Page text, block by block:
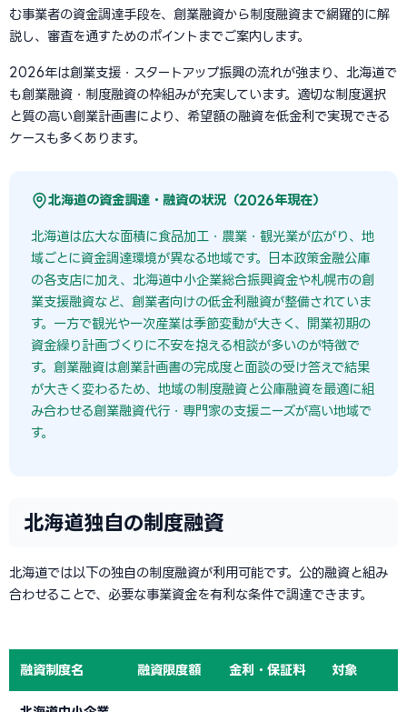
む事業者の資金調達手段を、創業融資から制度融資まで網羅的に解
説し、審査を通すためのポイントまでご案内します。
2026年は創業支援・スタートアップ振興の流れが強まり、北海道で
も創業融資・制度融資の枠組みが充実しています。適切な制度選択
と質の高い創業計画書により、希望額の融資を低金利で実現できる
ケースも多くあります。
北海道の資金調達・融資の状況（2026年現在）
北海道は広大な面積に食品加工・農業・観光業が広がり、地
域ごとに資金調達環境が異なる地域です。日本政策金融公庫
の各支店に加え、北海道中小企業総合振興資金や札幌市の創
業支援融資など、創業者向けの低金利融資が整備されていま
す。一方で観光や一次産業は季節変動が大きく、開業初期の
資金繰り計画づくりに不安を抱える相談が多いのが特徴で
す。創業融資は創業計画書の完成度と面談の受け答えで結果
が大きく変わるため、地域の制度融資と公庫融資を最適に組
み合わせる創業融資代行・専門家の支援ニーズが高い地域で
す。
北海道独自の制度融資
北海道では以下の独自の制度融資が利用可能です。公的融資と組み
合わせることで、必要な事業資金を有利な条件で調達できます。
融資制度名 融資限度額 金利・保証料 対象